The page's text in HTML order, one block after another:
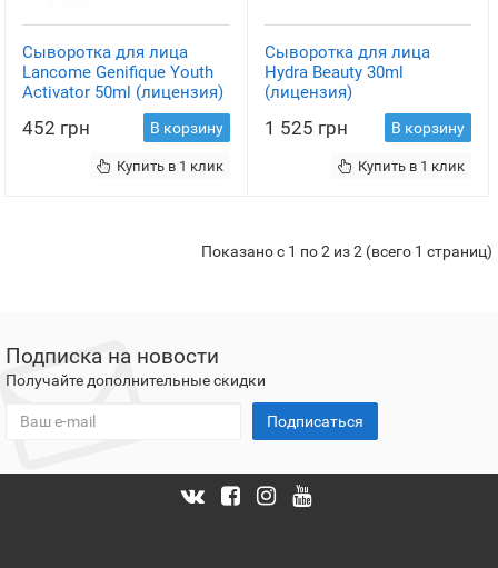
Сыворотка для лица
Lancome Genifique Youth
Activator 50ml (лицензия)
452 грн В корзину
Купить в 1 клик
Сыворотка для лица
Hydra Beauty 30ml
(лицензия)
1 525 грн В корзину
Купить в 1 клик
Показано с 1 по 2 из 2 (всего 1 страниц)
Подписка на новости
Получайте дополнительные скидки
Подписаться